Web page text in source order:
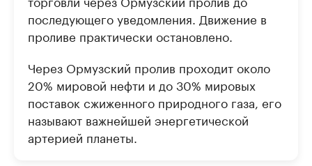
последующего уведомления. Движение в
проливе практически остановлено.
Через Ормузский пролив проходит около
20% мировой нефти и до 30% мировых
поставок сжиженного природного газа, его
называют важнейшей энергетической
артерией планеты.